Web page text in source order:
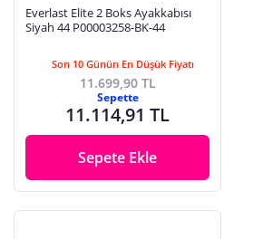
Everlast Elite 2 Boks Ayakkabısı
Siyah 44 P00003258-BK-44
Son 10 Günün En Düşük Fiyatı
11.699,90 TL
Sepette
11.114,91 TL
Sepete Ekle